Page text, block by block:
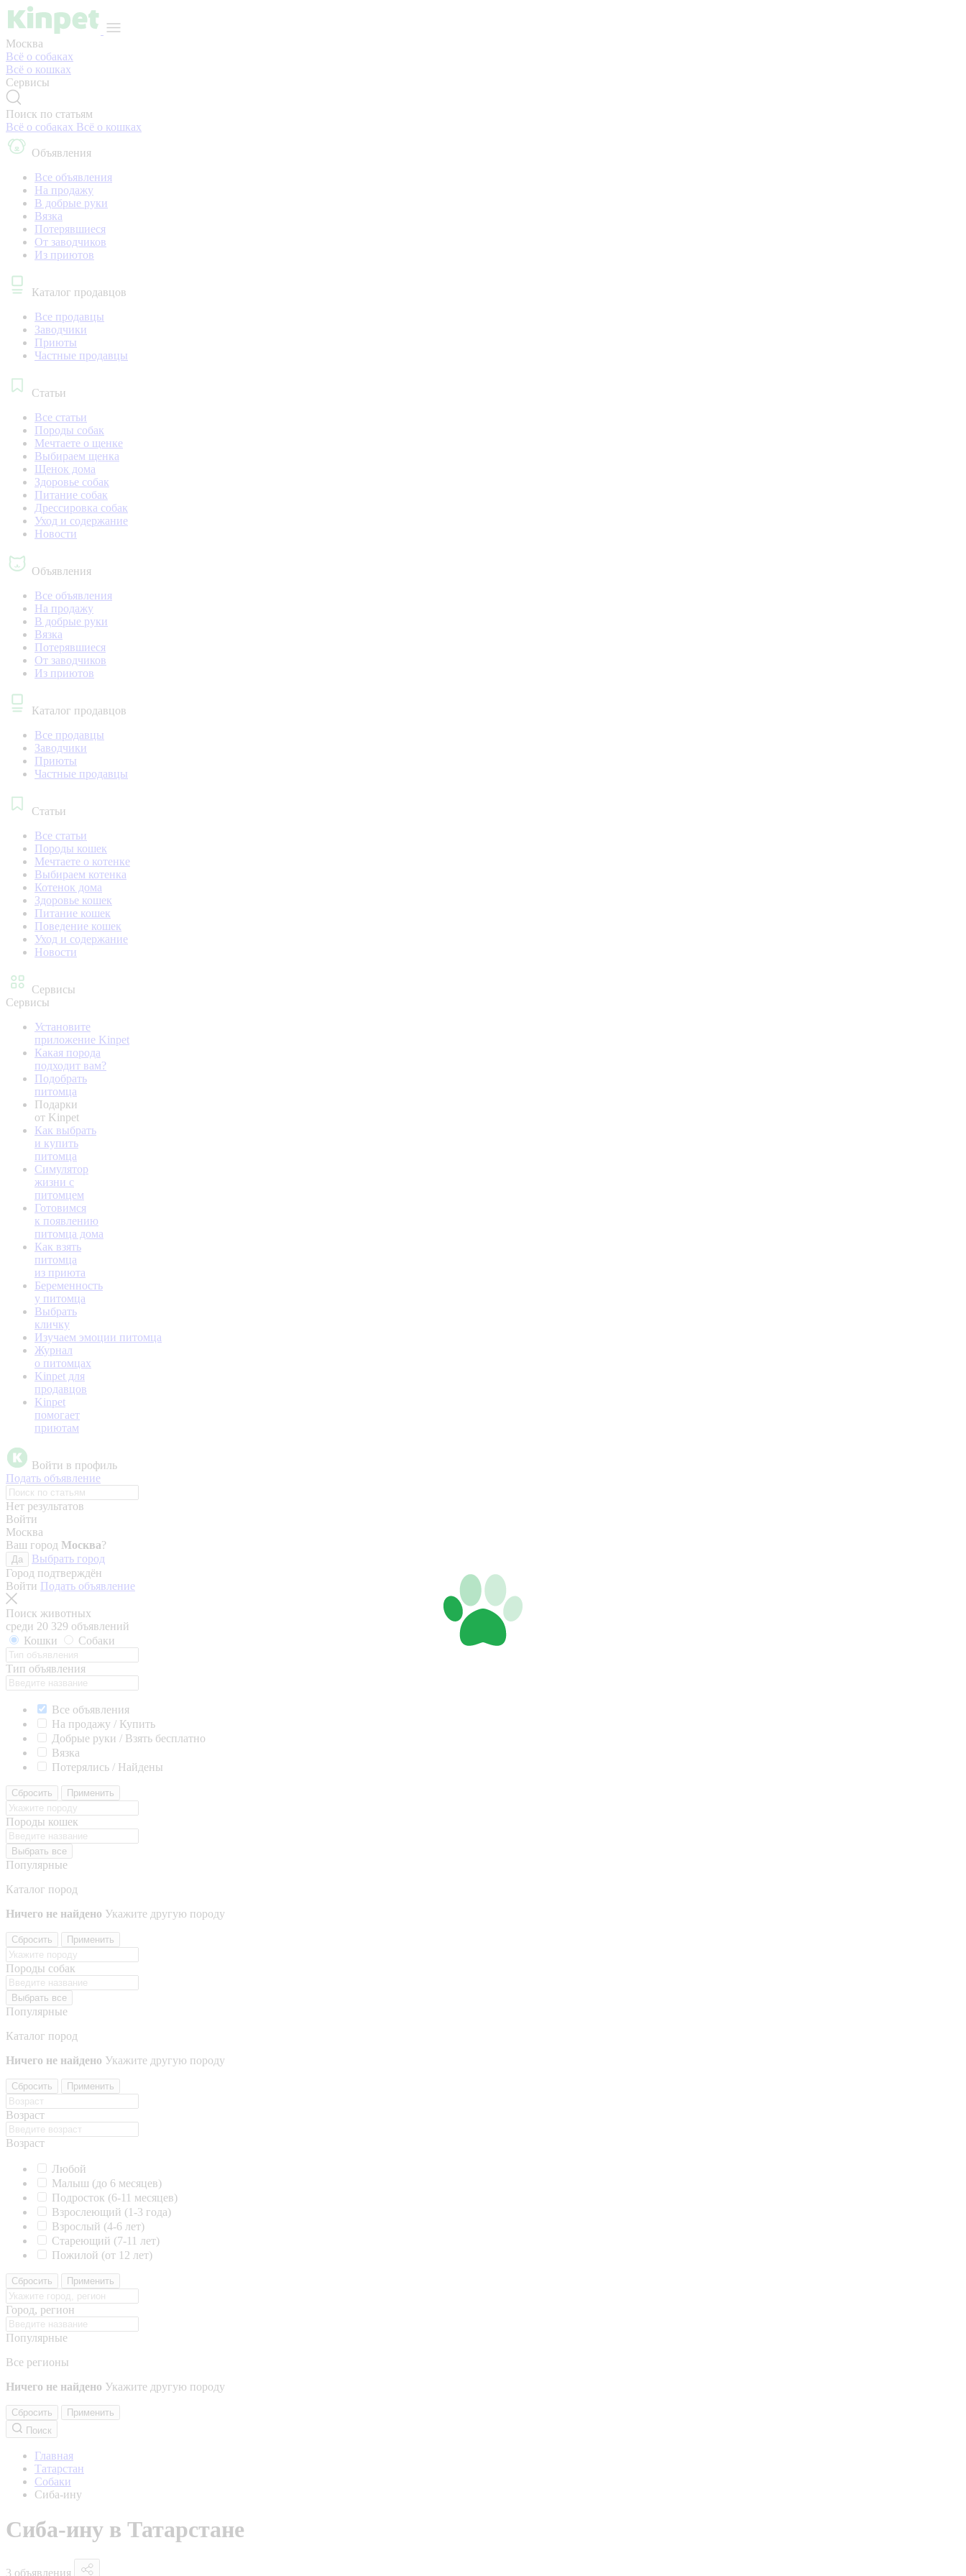
Москва
Всё о собаках
Всё о кошках
Сервисы
Поиск по статьям
Всё о собаках Всё о кошках
Объявления
Все объявления
На продажу
В добрые руки
Вязка
Потерявшиеся
От заводчиков
Из приютов
Каталог продавцов
Все продавцы
Заводчики
Приюты
Частные продавцы
Статьи
Все статьи
Породы собак
Мечтаете о щенке
Выбираем щенка
Щенок дома
Здоровье собак
Питание собак
Дрессировка собак
Уход и содержание
Новости
Объявления
Все объявления
На продажу
В добрые руки
Вязка
Потерявшиеся
От заводчиков
Из приютов
Каталог продавцов
Все продавцы
Заводчики
Приюты
Частные продавцы
Статьи
Все статьи
Породы кошек
Мечтаете о котенке
Выбираем котенка
Котенок дома
Здоровье кошек
Питание кошек
Поведение кошек
Уход и содержание
Новости
Сервисы
Сервисы
Установите
приложение Kinpet
Какая порода
подходит вам?
Подобрать
питомца
Подарки
от Kinpet
Как выбрать
и купить
питомца
Симулятор
жизни с
питомцем
Готовимся
к появлению
питомца дома
Как взять
питомца
из приюта
Беременность
у питомца
Выбрать
кличку
Изучаем эмоции питомца
Журнал
о питомцах
Kinpet для
продавцов
Kinpet
помогает
приютам
Войти в профиль
Подать объявление
Нет результатов
Войти
Москва
Ваш город Москва?
Да
Выбрать город
Город подтверждён
Войти Подать объявление
Поиск животных
среди 20 329 объявлений
Кошки
Собаки
Тип объявления
Все объявления
На продажу / Купить
Добрые руки / Взять бесплатно
Вязка
Потерялись / Найдены
Сбросить Применить
Породы кошек
Выбрать все
Популярные
Каталог пород
Ничего не найдено Укажите другую породу
Сбросить Применить
Породы собак
Выбрать все
Популярные
Каталог пород
Ничего не найдено Укажите другую породу
Сбросить Применить
Возраст
Возраст
Любой
Малыш (до 6 месяцев)
Подросток (6-11 месяцев)
Взрослеющий (1-3 года)
Взрослый (4-6 лет)
Стареющий (7-11 лет)
Пожилой (от 12 лет)
Сбросить Применить
Город, регион
Популярные
Все регионы
Ничего не найдено Укажите другую породу
Сбросить
Применить
Поиск
Главная
Татарстан
Собаки
Сиба-ину
Сиба-ину в Татарстане
3 объявления